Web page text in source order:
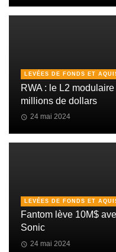
LEVÉES DE FONDS ET
RWA : le L2
millions de dollars
24 mai 2024
LEVÉES DE FONDS ET
Fantom lève 10M$
Sonic
24 mai 2024